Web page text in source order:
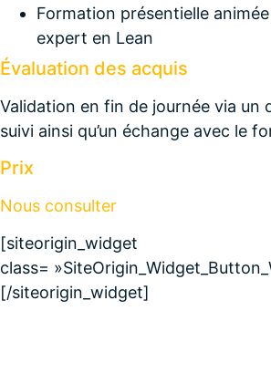
Formation présentielle
expert en Lean
Évaluation des acquis
Validation en fin de journée via un
suivi ainsi qu’un échange avec le
Prix
Nous consulter
[siteorigin_widget
class=
[/siteorigin_widget]